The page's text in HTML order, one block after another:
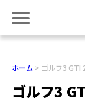
ホーム ゴルフ3 GTI
ゴルフ3